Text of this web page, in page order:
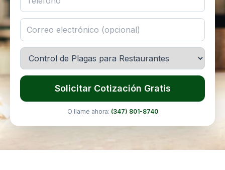
Solicitar Cotización Gratis
O llame ahora: (347) 801-8740